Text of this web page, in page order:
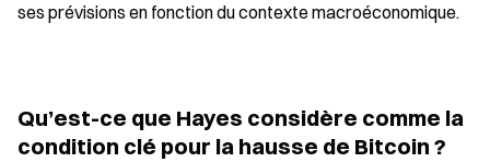
ses prévisions en fonction du contexte macroéconomique.
Qu’est-ce que Hayes considère comme la
condition clé pour la hausse de Bitcoin ?